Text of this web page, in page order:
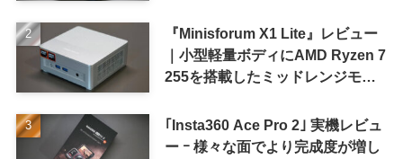
『Minisforum X1 Lite』レビュー
｜小型軽量ボディにAMD Ryzen 7
255を搭載したミッドレンジモデ
｢Insta360 Ace Pro 2｣ 実機レビュ
ー ｰ 様々な面でより完成度が増し